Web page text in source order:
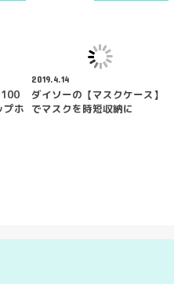
プホ
2019.4.14
ダイソーの【マスクケース】
でマスクを時短収納に